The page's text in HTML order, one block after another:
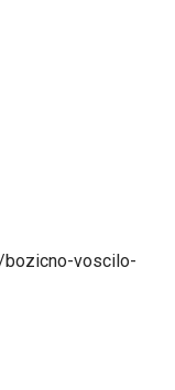
bozicno-voscilo-